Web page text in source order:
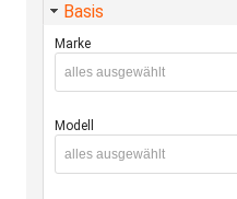
Basis
Marke
alles ausgewählt
Modell
alles ausgewählt